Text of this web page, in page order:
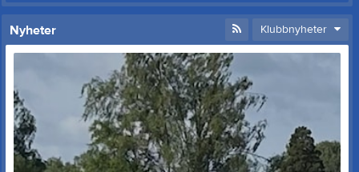
Nyheter Klubbnyheter